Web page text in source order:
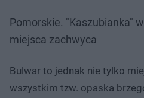
Pomorskie. "Kaszubianka"
miejsca zachwyca
Bulwar to jednak nie tylko
wszystkim tzw. opaska